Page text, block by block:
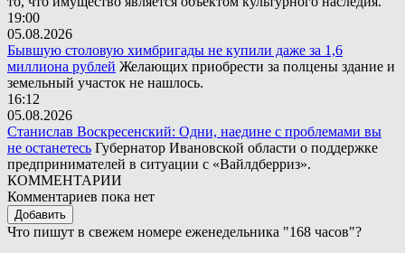
19:00
05.08.2026
Бывшую столовую химбригады не купили даже за 1,6
миллиона рублей Желающих приобрести за полцены здание и
земельный участок не нашлось.
16:12
05.08.2026
Станислав Воскресенский: Одни, наедине с проблемами вы
не останетесь Губернатор Ивановской области о поддержке
предпринимателей в ситуации с «Вайлдберриз».
КОММЕНТАРИИ
Комментариев пока нет
Добавить
Что пишут в свежем номере еженедельника "168 часов"?